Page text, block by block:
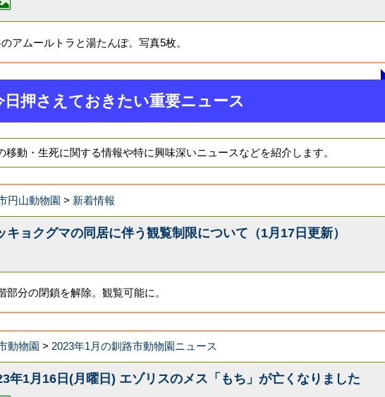
アムールトラと湯たんぽ。写真5枚。
日押さえておきたい重要ニュース
移動・生死に関する情報や特に興味深いニュースなどを紹介します。
円山動物園 > 新着情報
キョクグマの同居に伴う観覧制限について（1月17日更新）
部分の閉鎖を解除。観覧可能に。
動物園 > 2023年1月の釧路市動物園ニュース
年1月16日(月曜日) エゾリスのメス「もち」が亡くなりました